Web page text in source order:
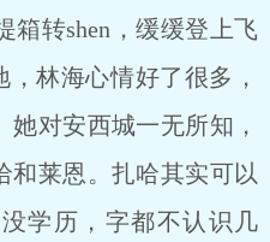
转shen，缓缓登上飞
林海心情好了很多，
对安西城一无所知，
和莱恩。扎哈其实可以
学历，字都不认识几